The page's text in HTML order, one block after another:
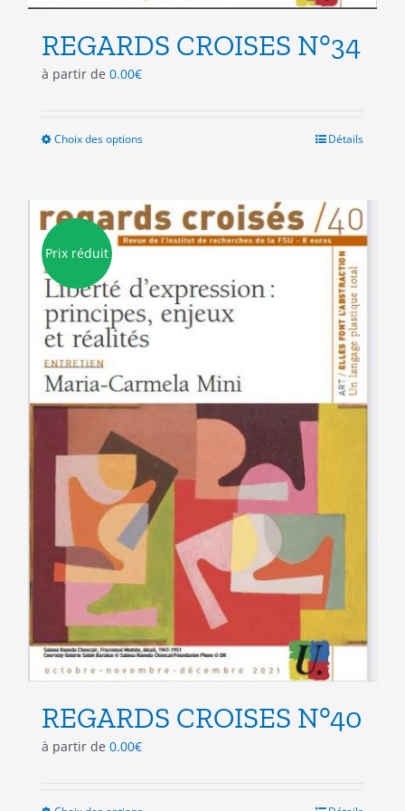
REGARDS CROISES N°34
à partir de 0.00€
Choix des optionsCe
plusieurs
variations.
Les
peuvent
être
choisies
sur
page
du
Détails
Prix réduit
REGARDS CROISES N°40
à partir de 0.00€